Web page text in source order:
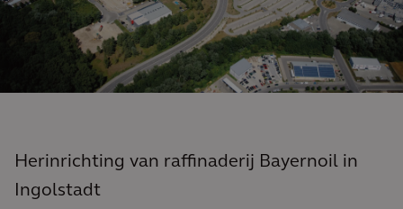
Herinrichting van raffinaderij Bayernoil in
Ingolstadt